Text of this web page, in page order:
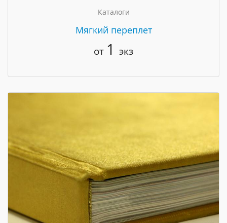
Каталоги
Мягкий переплет
от 1 экз